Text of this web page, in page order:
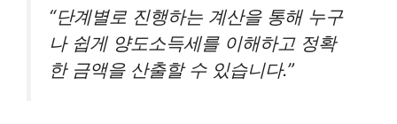
“단계별로 진행하는 계산을 통해 누구
나 쉽게 양도소득세를 이해하고 정확
한 금액을 산출할 수 있습니다.”